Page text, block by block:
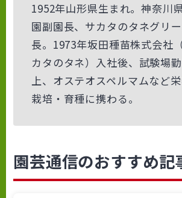
1952年山形県生まれ。神奈川
園副園長、サカタのタネグリ
長。1973年坂田種苗株式会社
カタのタネ）入社後、試験場
上、オステオスペルマムなど
栽培・育種に携わる。
園芸通信のおすすめ記